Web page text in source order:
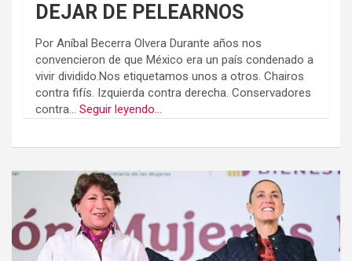
DEJAR DE PELEARNOS
Por Aníbal Becerra Olvera Durante años nos
convencieron de que México era un país condenado a
vivir dividido.Nos etiquetamos unos a otros. Chairos
contra fifís. Izquierda contra derecha. Conservadores
contra... Seguir leyendo...